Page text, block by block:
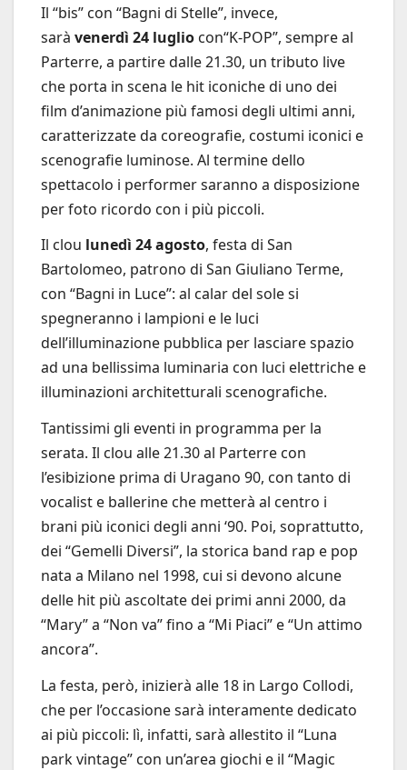
Il “bis” con “Bagni di Stelle”, invece,
sarà venerdì 24 luglio con“K-POP”, sempre al
Parterre, a partire dalle 21.30, un tributo live
che porta in scena le hit iconiche di uno dei
film d’animazione più famosi degli ultimi anni,
caratterizzate da coreografie, costumi iconici e
scenografie luminose. Al termine dello
spettacolo i performer saranno a disposizione
per foto ricordo con i più piccoli.
Il clou lunedì 24 agosto, festa di San
Bartolomeo, patrono di San Giuliano Terme,
con “Bagni in Luce”: al calar del sole si
spegneranno i lampioni e le luci
dell’illuminazione pubblica per lasciare spazio
ad una bellissima luminaria con luci elettriche e
illuminazioni architetturali scenografiche.
Tantissimi gli eventi in programma per la
serata. Il clou alle 21.30 al Parterre con
l’esibizione prima di Uragano 90, con tanto di
vocalist e ballerine che metterà al centro i
brani più iconici degli anni ‘90. Poi, soprattutto,
dei “Gemelli Diversi”, la storica band rap e pop
nata a Milano nel 1998, cui si devono alcune
delle hit più ascoltate dei primi anni 2000, da
“Mary” a “Non va” fino a “Mi Piaci” e “Un attimo
ancora”.
La festa, però, inizierà alle 18 in Largo Collodi,
che per l’occasione sarà interamente dedicato
ai più piccoli: lì, infatti, sarà allestito il “Luna
park vintage” con un’area giochi e il “Magic